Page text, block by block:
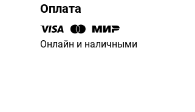
Оплата
Онлайн и наличными